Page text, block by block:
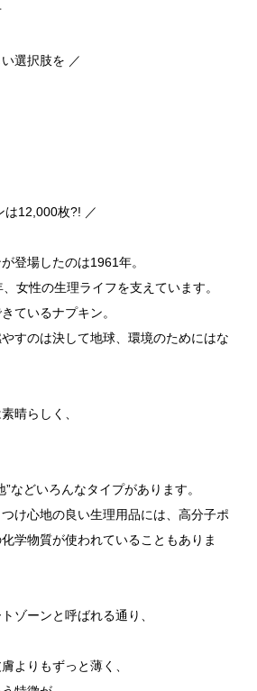
選択肢を ／
は12,000枚?! ／
登場したのは1961年。
女性の生理ライフを支えています。
ているナプキン。
すのは決して地球、環境のためにはな
晴らしく、
などいろんなタイプがあります。
け心地の良い生理用品には、高分子ポ
学物質が使われていることもありま
ゾーンと呼ばれる通り、
よりもずっと薄く、